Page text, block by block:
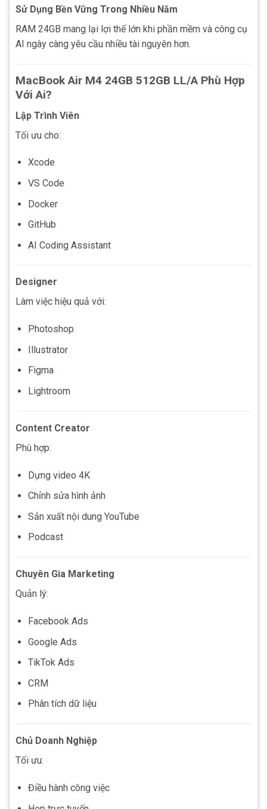
Sử Dụng Bền Vững Trong Nhiều Năm
RAM 24GB mang lại lợi thế lớn khi phần mềm và công cụ
AI ngày càng yêu cầu nhiều tài nguyên hơn.
MacBook Air M4 24GB 512GB LL/A Phù Hợp
Với Ai?
Lập Trình Viên
Tối ưu cho:
Xcode
VS Code
Docker
GitHub
AI Coding Assistant
Designer
Làm việc hiệu quả với:
Photoshop
Illustrator
Figma
Lightroom
Content Creator
Phù hợp:
Dựng video 4K
Chỉnh sửa hình ảnh
Sản xuất nội dung YouTube
Podcast
Chuyên Gia Marketing
Quản lý:
Facebook Ads
Google Ads
TikTok Ads
CRM
Phân tích dữ liệu
Chủ Doanh Nghiệp
Tối ưu:
Điều hành công việc